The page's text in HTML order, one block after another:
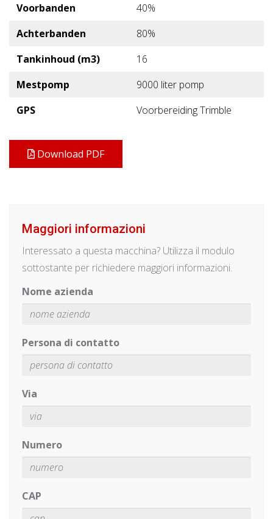
Voorbanden
40%
Achterbanden
80%
Tankinhoud (m3)
16
Mestpomp
9000 liter pomp
GPS
Voorbereiding Trimble
Download PDF
Maggiori informazioni
Interessato a questa macchina? Utilizza il modulo
sottostante per richiedere maggiori informazioni.
Nome azienda
Persona di contatto
Via
Numero
CAP